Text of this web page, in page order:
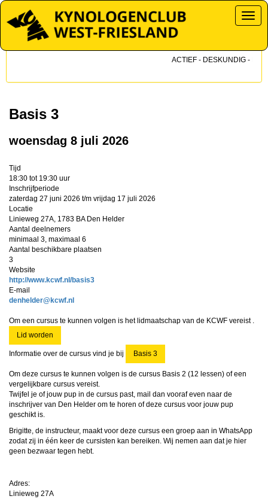
ACTIEF - DESKUNDIG -
Basis 3
woensdag 8 juli 2026
Tijd
18:30 tot 19:30 uur
Inschrijfperiode
zaterdag 27 juni 2026 t/m vrijdag 17 juli 2026
Locatie
Linieweg 27A, 1783 BA Den Helder
Aantal deelnemers
minimaal 3, maximaal 6
Aantal beschikbare plaatsen
3
Website
http://www.kcwf.nl/basis3
E-mail
redlehned@kcwf.nl
Om een cursus te kunnen volgen is het lidmaatschap van de KCWF vereist .
Lid worden
Informatie over de cursus vind je bij Basis 3
Om deze cursus te kunnen volgen is de cursus Basis 2 (12 lessen) of een
vergelijkbare cursus vereist.
Twijfel je of jouw pup in de cursus past, mail dan vooraf even naar de
inschrijver van Den Helder om te horen of deze cursus voor jouw pup
geschikt is.
Brigitte, de instructeur, maakt voor deze cursus een groep aan in WhatsApp
zodat zij in één keer de cursisten kan bereiken. Wij nemen aan dat je hier
geen bezwaar tegen hebt.
Adres:
Linieweg 27A